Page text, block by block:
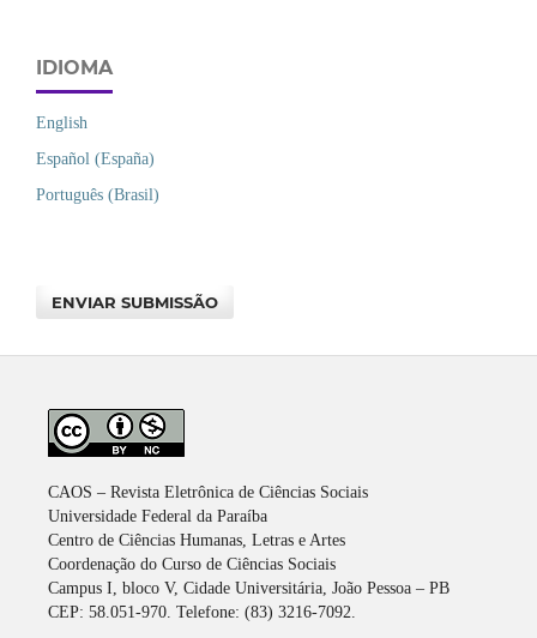
IDIOMA
English
Español (España)
Português (Brasil)
ENVIAR SUBMISSÃO
CAOS – Revista Eletrônica de Ciências Sociais
Universidade Federal da Paraíba
Centro de Ciências Humanas, Letras e Artes
Coordenação do Curso de Ciências Sociais
Campus I, bloco V, Cidade Universitária, João Pessoa – PB
CEP: 58.051-970. Telefone: (83) 3216-7092.